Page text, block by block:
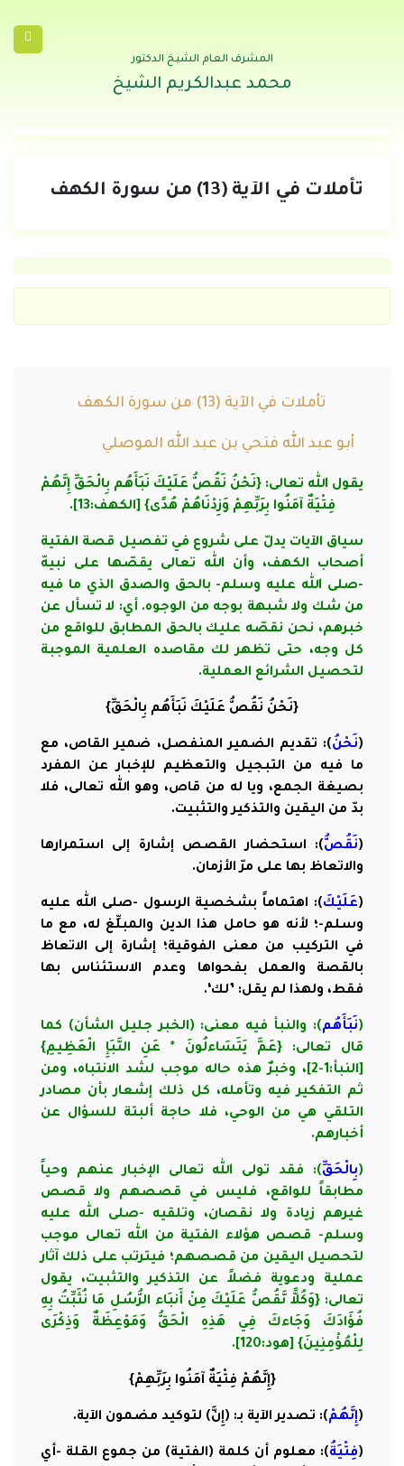
المشرف العام الشيخ الدكتور
محمد عبدالكريم الشيخ
تأملات في الآية (13) من سورة الكهف
تأملات في الآية (13) من سورة الكهف
أبو عبد الله فتحي بن عبد الله الموصلي
يقول الله تعالى: {نَحْنُ نَقُصُّ عَلَيْكَ نَبَأَهُم بِالْحَقِّ إِنَّهُمْ
فِتْيَةٌ آمَنُوا بِرَبِّهِمْ وَزِدْنَاهُمْ هُدًى} [الكهف:13].
سياق الآيات يدلّ على شروع في تفصيل قصة الفتية
أصحاب الكهف، وأن الله تعالى يقصّها على نبيهّ
-صلى الله عليه وسلم- بالحق والصدق الذي ما فيه
من شك ولا شبهة بوجه من الوجوه. أي: لا تسأل عن
خبرهم، نحن نقصّه عليك بالحق المطابق للواقع من
كل وجه، حتى تظهر لك مقاصده العلمية الموجبة
لتحصيل الشرائع العملية.
{نَحْنُ نَقُصُّ عَلَيْكَ نَبَأَهُم بِالْحَقِّ}
(نَحْنُ): تقديم الضمير المنفصل، ضمير القاص، مع
ما فيه من التبجيل والتعظيم للإخبار عن المفرد
بصيغة الجمع، ويا له من قاص، وهو الله تعالى، فلا
بدّ من اليقين والتذكير والتثبيت.
(نَقُصُّ): استحضار القصص إشارة إلى استمرارها
والاتعاظ بها على مرّ الأزمان.
(عَلَيْكَ): اهتماماً بشخصية الرسول -صلى الله عليه
وسلم-؛ لأنه هو حامل هذا الدين والمبلِّغ له، مع ما
في التركيب من معنى الفوقية؛ إشارة إلى الاتعاظ
بالقصة والعمل بفحواها وعدم الاستئناس بها
فقط، ولهذا لم يقل: ’لك‘.
(نَبَأَهُم): والنبأ فيه معنى: (الخبر جليل الشأن) كما
قال تعالى: {عَمَّ يَتَسَاءلُونَ * عَنِ النَّبَإِ الْعَظِيمِ}
[النبأ:1-2]، وخبرٌ هذه حاله موجب لشد الانتباه، ومن
ثم التفكير فيه وتأمله، كل ذلك إشعار بأن مصادر
التلقي هي من الوحي، فلا حاجة ألبتة للسؤال عن
أخبارهم.
(بِالْحَقِّ): فقد تولى الله تعالى الإخبار عنهم وحياً
مطابقاً للواقع، فليس في قصصهم ولا قصص
غيرهم زيادة ولا نقصان، وتلقيه -صلى الله عليه
وسلم- قصص هؤلاء الفتية من الله تعالى موجب
لتحصيل اليقين من قصصهم؛ فيترتب على ذلك آثار
عملية ودعوية فضلاً عن التذكير والتثبيت، يقول
تعالى: {وَكُلاًّ نَّقُصُّ عَلَيْكَ مِنْ أَنبَاء الرُّسُلِ مَا نُثَبِّتُ بِهِ
فُؤَادَكَ وَجَاءكَ فِي هَذِهِ الْحَقُّ وَمَوْعِظَةٌ وَذِكْرَى
لِلْمُؤْمِنِينَ} [هود:120].
{إِنَّهُمْ فِتْيَةٌ آمَنُوا بِرَبِّهِمْ}
(إِنَّهُمْ): تصدير الآية بـ: (إِنَّ) لتوكيد مضمون الآية.
(فِتْيَةُ): معلوم أن كلمة (الفتية) من جموع القلة -أي